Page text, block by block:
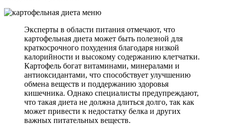
Эксперты в области питания отмечают, что
картофельная диета может быть полезной для
краткосрочного похудения благодаря низкой
калорийности и высокому содержанию клетчатки.
Картофель богат витаминами, минералами и
антиоксидантами, что способствует улучшению
обмена веществ и поддержанию здоровья
кишечника. Однако специалисты предупреждают,
что такая диета не должна длиться долго, так как
может привести к недостатку белка и других
важных питательных веществ.